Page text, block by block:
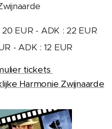
EUR - ADK : 22 EUR
- ADK : 12 EUR
tickets
Harmonie Zwijnaarde